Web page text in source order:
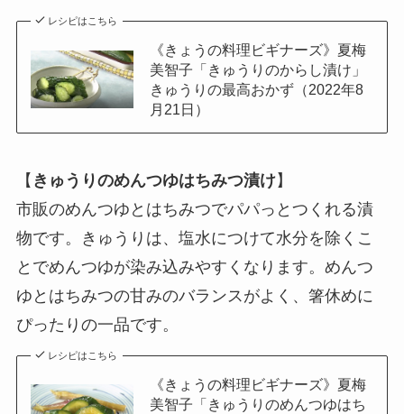
レシピはこちら
《きょうの料理ビギナーズ》夏梅
美智子「きゅうりのからし漬け」
きゅうりの最高おかず（2022年8
月21日）
【 きゅうりのめんつゆはちみつ漬け】
市販のめんつゆとはちみつでパパっとつくれる漬
物です。きゅうりは、塩水につけて水分を除くこ
とでめんつゆが染み込みやすくなります。めんつ
ゆとはちみつの甘みのバランスがよく、箸休めに
ぴったりの一品です。
レシピはこちら
《きょうの料理ビギナーズ》夏梅
美智子「きゅうりのめんつゆはち